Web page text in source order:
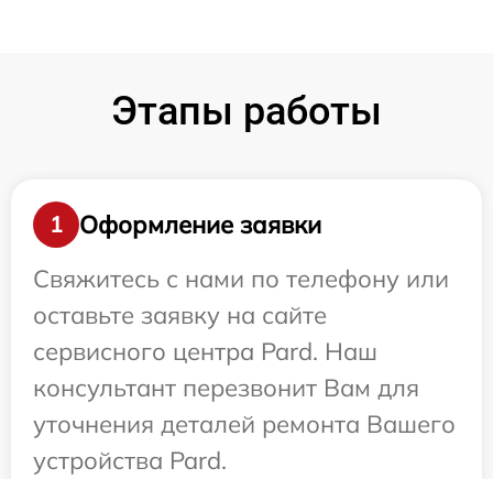
Этапы работы
1
Оформление заявки
Свяжитесь с нами по телефону или
оставьте заявку на сайте
сервисного центра Pard. Наш
консультант перезвонит Вам для
уточнения деталей ремонта Вашего
устройства Pard.